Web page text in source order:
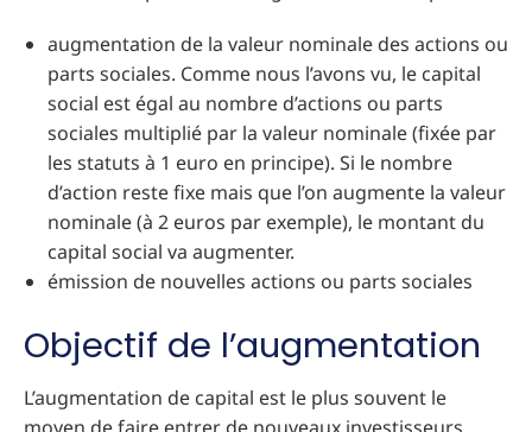
augmentation de la valeur nominale des actions ou
parts sociales. Comme nous l’avons vu, le capital
social est égal au nombre d’actions ou parts
sociales multiplié par la valeur nominale (fixée par
les statuts à 1 euro en principe). Si le nombre
d’action reste fixe mais que l’on augmente la valeur
nominale (à 2 euros par exemple), le montant du
capital social va augmenter.
émission de nouvelles actions ou parts sociales
Objectif de l’augmentation
L’augmentation de capital est le plus souvent le